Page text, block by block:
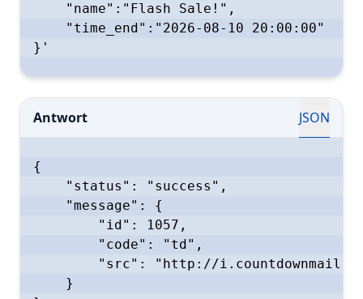
    "name":"Flash Sale!",
    "time_end":"2026-08-10 20:00:00"
}'
Antwort JSON
{
    "status": "success",
    "message": {
        "id": 1057,
        "code": "td",
"src": "http://
    }